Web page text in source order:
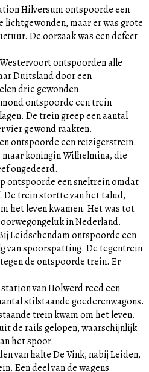
Hilversum ontspoorde een
lichtgewonden, maar er was grote
De oorzaak was een defect
ontspoorden alle
Duitsland door een
drie gewonden.
ontspoorde een trein
De trein greep een aantal
vier gewond raakten.
ontspoorde een reizigerstrein.
maar koningin Wilhelmina, die
ongedeerd.
ontspoorde een sneltrein omdat
De trein stortte van het talud,
het leven kwamen. Het was tot
in Nederland.
Leidschendam ontspoorde een
van spoorspatting. De tegentrein
de ontspoorde trein. Er
van Holwerd reed een
stilstaande goederenwagons.
trein kwam om het leven.
de rails gelopen, waarschijnlijk
het spoor.
van halte De Vink, nabij Leiden,
Een deel van de wagens